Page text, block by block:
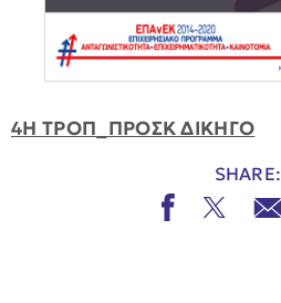
4Η ΤΡΟΠ_ΠΡΟΣΚ ΔΙΚΗΓΟ
SHARE: